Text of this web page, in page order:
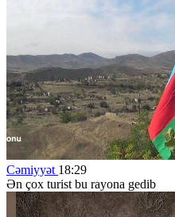
Cəmiyyət 18:29
Ən çox turist bu rayona gedib